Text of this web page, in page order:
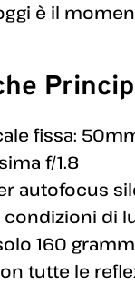
è il
fissa:
f/1.8
autofocus
condizioni di
160
tutte le reflex